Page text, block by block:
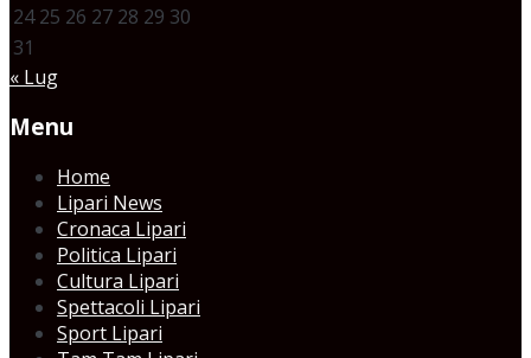
24 25 26 27 28 29 30
31
« Lug
Menu
Home
Lipari News
Cronaca Lipari
Politica Lipari
Cultura Lipari
Spettacoli Lipari
Sport Lipari